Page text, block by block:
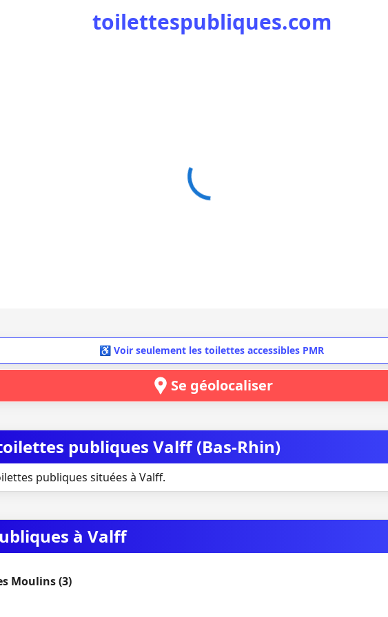
toilettespubliques.com
♿ Voir seulement les toilettes accessibles PMR
Se géolocaliser
publiques Valff (Bas-Rhin)
publiques situées à Valff.
à Valff
Moulins (3)